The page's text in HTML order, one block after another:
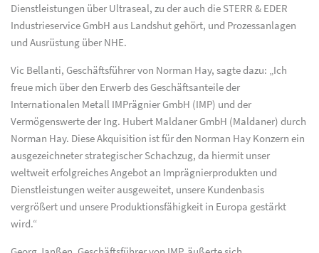
Dienstleistungen über Ultraseal, zu der auch die STERR & EDER
Industrieservice GmbH aus Landshut gehört, und Prozessanlagen
und Ausrüstung über NHE.
Vic Bellanti, Geschäftsführer von Norman Hay, sagte dazu: „Ich
freue mich über den Erwerb des Geschäftsanteile der
Internationalen Metall IMPrägnier GmbH (IMP) und der
Vermögenswerte der Ing. Hubert Maldaner GmbH (Maldaner) durch
Norman Hay. Diese Akquisition ist für den Norman Hay Konzern ein
ausgezeichneter strategischer Schachzug, da hiermit unser
weltweit erfolgreiches Angebot an Imprägnierprodukten und
Dienstleistungen weiter ausgeweitet, unsere Kundenbasis
vergrößert und unsere Produktionsfähigkeit in Europa gestärkt
wird.“